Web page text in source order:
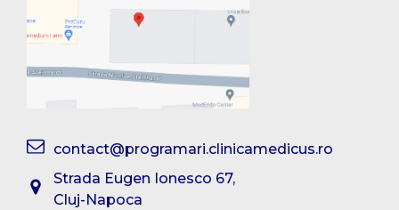
contact@programari.clinicamedicus.ro
Strada Eugen Ionesco 67,
Cluj-Napoca